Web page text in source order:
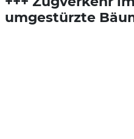
umgestürzte